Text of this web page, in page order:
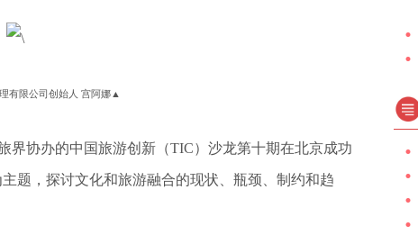
有限公司创始人 宫阿娜▲
界协办的中国旅游创新（TIC）沙龙第十期在北京成功
题，探讨文化和旅游融合的现状、瓶颈、制约和趋